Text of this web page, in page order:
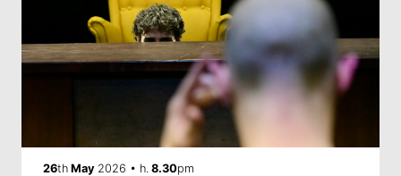
26th May 2026 • h. 8.30pm